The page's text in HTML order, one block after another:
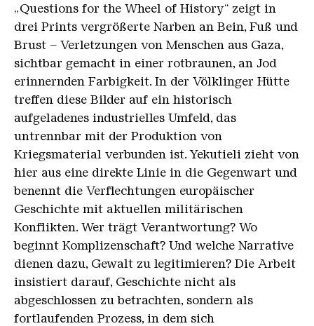
„Questions for the Wheel of History“ zeigt in
drei Prints vergrößerte Narben an Bein, Fuß und
Brust – Verletzungen von Menschen aus Gaza,
sichtbar gemacht in einer rotbraunen, an Jod
erinnernden Farbigkeit. In der Völklinger Hütte
treffen diese Bilder auf ein historisch
aufgeladenes industrielles Umfeld, das
untrennbar mit der Produktion von
Kriegsmaterial verbunden ist. Yekutieli zieht von
hier aus eine direkte Linie in die Gegenwart und
benennt die Verflechtungen europäischer
Geschichte mit aktuellen militärischen
Konflikten. Wer trägt Verantwortung? Wo
beginnt Komplizenschaft? Und welche Narrative
dienen dazu, Gewalt zu legitimieren? Die Arbeit
insistiert darauf, Geschichte nicht als
abgeschlossen zu betrachten, sondern als
fortlaufenden Prozess, in dem sich